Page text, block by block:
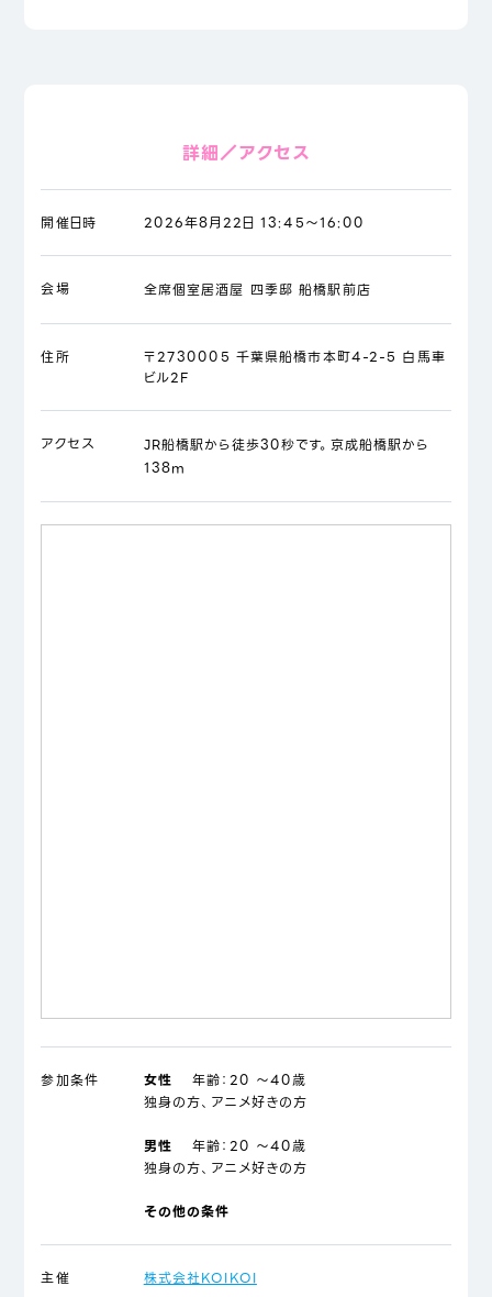
詳細／アクセス
開催日時 2026年8月22日 13:45～16:00
会場 全席個室居酒屋 四季邸 船橋駅前店
住所
〒2730005 千葉県船橋市本町4-2-5 白馬車
ビル2F
アクセス
JR船橋駅から徒歩30秒です。京成船橋駅から
138m
参加条件 女性 年齢： 20 ～40歳
独身の方、アニメ好きの方
男性 年齢： 20 ～40歳
独身の方、アニメ好きの方
その他の条件
主催 株式会社KOIKOI